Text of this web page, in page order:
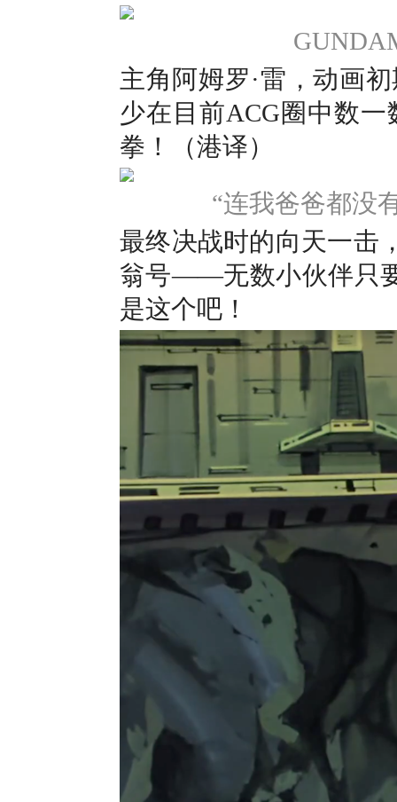
主角阿姆罗·雷，动画
少在目前ACG圈中数
拳！（港译）
“连我爸爸都没
最终决战时的向天一击
翁号——无数小伙伴只
是这个吧！